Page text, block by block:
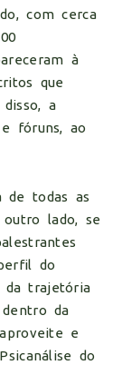
com cerca
à
que
a
fóruns, ao
de todas as
lado, se
do
da trajetória
da
e
do